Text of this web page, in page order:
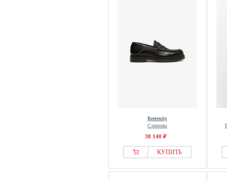
Reternity
Слипоны
38 140 ₽
КУПИТЬ